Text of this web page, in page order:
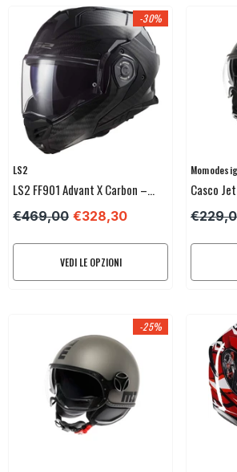
-30%
Venditore:
LS2
LS2 FF901 Advant X Carbon –
Casco Moto Reversibile – Solid
Carbon
€469,00 €328,30
VEDI LE OPZIONI
Venditore:
Casco
Opaco /
-25%